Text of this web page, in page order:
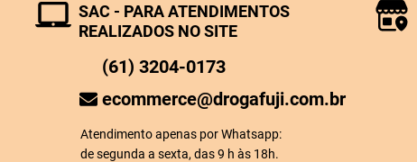
SAC - PARA ATENDIMENTOS
REALIZADOS NO SITE
(61) 3204-0173
ecommerce@drogafuji.com.br
Atendimento apenas por Whatsapp:
de segunda a sexta, das 9 h às 18h.